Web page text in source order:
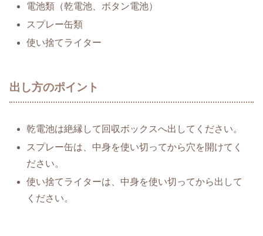
電池類（乾電池、ボタン電池）
スプレー缶類
使い捨てライター
出し方のポイント
乾電池は絶縁して回収ボックスへ出してください。
スプレー缶は、中身を使い切ってから穴を開けてく
ださい。
使い捨てライターは、中身を使い切ってから出して
ください。